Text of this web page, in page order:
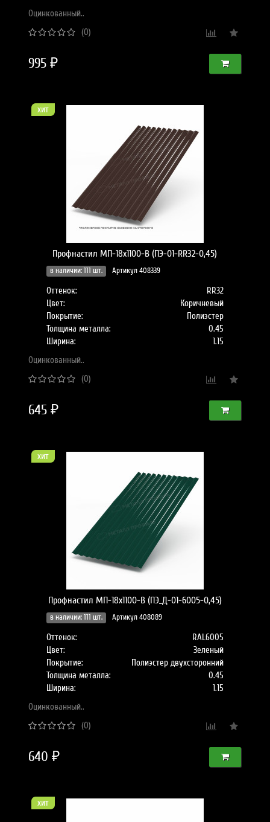
Оцинкованный..
(0)
995 ₽
хит
Профнастил МП-18x1100-B (ПЭ-01-RR32-0,45)
в наличии: 111 шт. Артикул 408339
Оттенок:
RR32
Цвет:
Коричневый
Покрытие:
Полиэстер
Толщина металла:
0.45
Ширина:
1.15
Оцинкованный..
(0)
645 ₽
хит
Профнастил МП-18x1100-B (ПЭ_Д-01-6005-0,45)
в наличии: 111 шт. Артикул 408089
Оттенок:
RAL6005
Цвет:
Зеленый
Покрытие:
Полиэстер двухсторонний
Толщина металла:
0.45
Ширина:
1.15
Оцинкованный..
(0)
640 ₽
хит